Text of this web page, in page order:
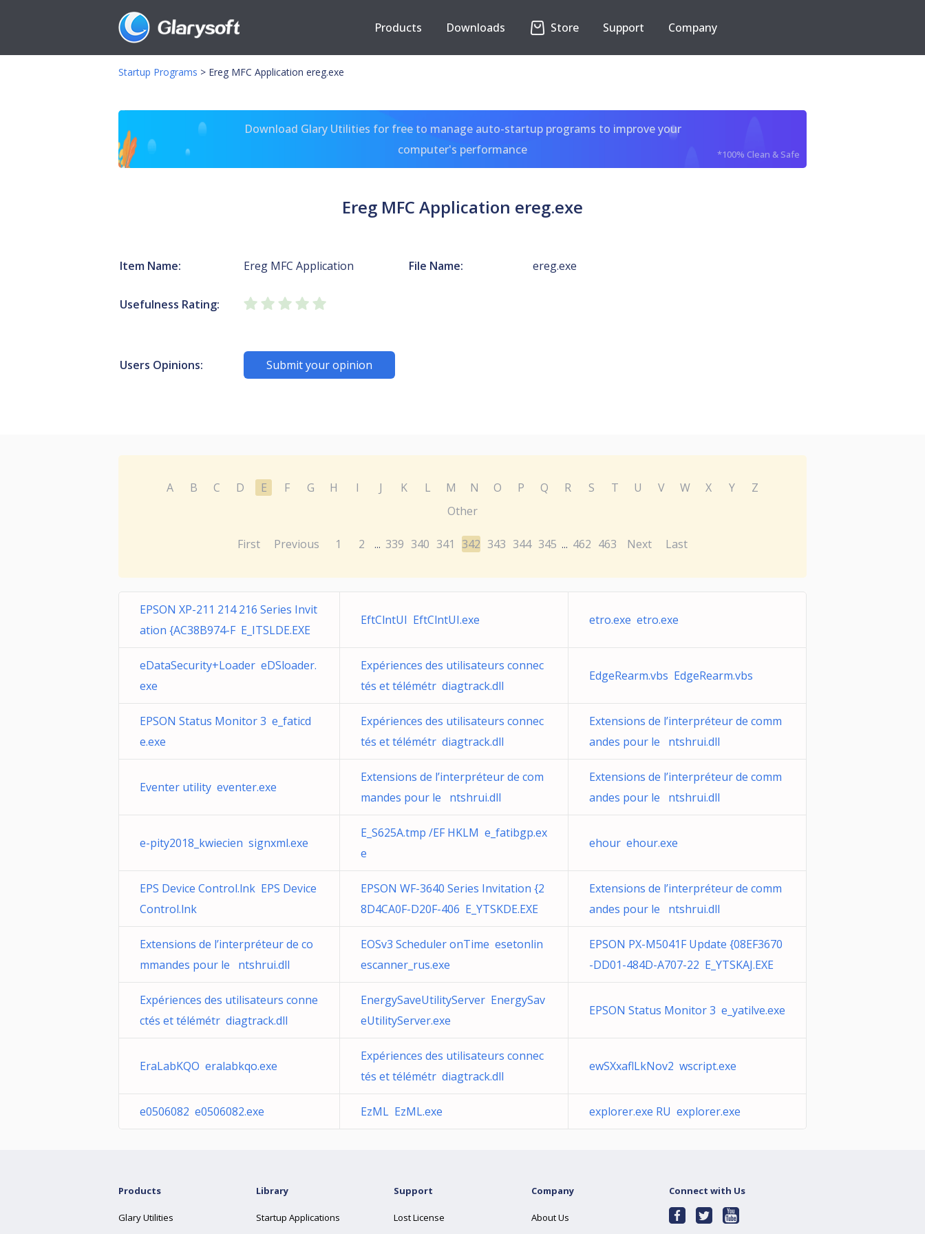
Products Downloads Store Support Company
Startup Programs > Ereg MFC Application ereg.exe
Download Glary Utilities for free to manage auto-startup programs to improve your
computer's performance
*100% Clean & Safe
Ereg MFC Application ereg.exe
Item Name: Ereg MFC Application File Name: ereg.exe
Usefulness Rating:
Users Opinions: Submit your opinion
A B C D E F G H I J K L M N O P Q R S T U V W X Y
Z
Other
First Previous 1 2 ... 339 340 341 342 343 344 345 ... 462 463 Next Last
EPSON XP-211 214 216 Series Invit
ation {AC38B974-F E_ITSLDE.EXE
EftClntUI EftClntUI.exe etro.exe etro.exe
eDataSecurity+Loader eDSloader.
exe
Expériences des utilisateurs connec
tés et télémétr diagtrack.dll
EdgeRearm.vbs EdgeRearm.vbs
EPSON Status Monitor 3 e_faticd
e.exe
Expériences des utilisateurs connec
tés et télémétr diagtrack.dll
Extensions de l’interpréteur de comm
andes pour le ntshrui.dll
Eventer utility eventer.exe
Extensions de l’interpréteur de com
mandes pour le ntshrui.dll
Extensions de l’interpréteur de comm
andes pour le ntshrui.dll
e-pity2018_kwiecien signxml.exe
E_S625A.tmp /EF HKLM e_fatibgp.ex
e
ehour ehour.exe
EPS Device Control.lnk EPS Device
Control.lnk
EPSON WF-3640 Series Invitation {2
8D4CA0F-D20F-406 E_YTSKDE.EXE
Extensions de l’interpréteur de comm
andes pour le ntshrui.dll
Extensions de l’interpréteur de co
mmandes pour le ntshrui.dll
EOSv3 Scheduler onTime esetonlin
escanner_rus.exe
EPSON PX-M5041F Update {08EF3670
-DD01-484D-A707-22 E_YTSKAJ.EXE
Expériences des utilisateurs conne
ctés et télémétr diagtrack.dll
EnergySaveUtilityServer EnergySav
eUtilityServer.exe
EPSON Status Monitor 3 e_yatilve.exe
EraLabKQO eralabkqo.exe
Expériences des utilisateurs connec
tés et télémétr diagtrack.dll
ewSXxaflLkNov2 wscript.exe
e0506082 e0506082.exe EzML EzML.exe explorer.exe RU explorer.exe
Products
Glary Utilities
Library
Startup Applications
Support
Lost License
Company
About Us
Connect with Us